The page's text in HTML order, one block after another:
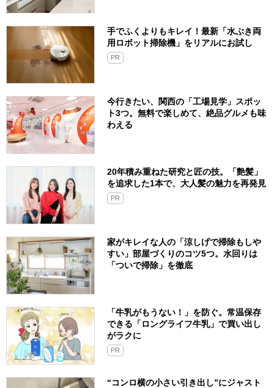
手でふくよりもキレイ！最新「水ぶき両
用ロボット掃除機」をリアルにお試し
PR
今行きたい、関西の「工場見学」スポッ
ト3つ。無料で楽しめて、絶品グルメも味
わえる
20年積み重ねた研究と匠の技。「艶髪」
を追求した1本で、大人髪の魅力を再発見
PR
家がキレイな人の「涼しげで掃除もしや
すい」部屋づくりのコツ5つ。水回りは
「ついで掃除」を徹底
「牛乳がもうない！」を防ぐ。常温保存
できる「ロングライフ牛乳」で買い出し
がラクに
PR
“コンロ横の小さい引き出し”にジャスト